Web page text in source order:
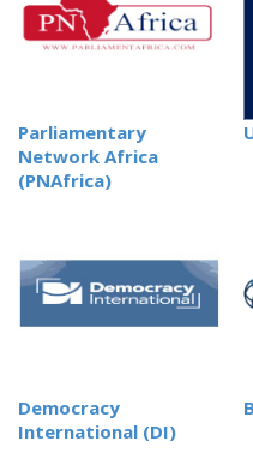
Parliamentary
Network Africa
(PNAfrica)
Democracy
International (DI)